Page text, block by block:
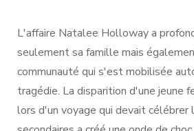
L'affaire Natalee Holloway a
seulement sa famille mais
communauté qui s'est mobilisée
tragédie. La disparition d'une jeune
lors d'un voyage qui devait célébrer